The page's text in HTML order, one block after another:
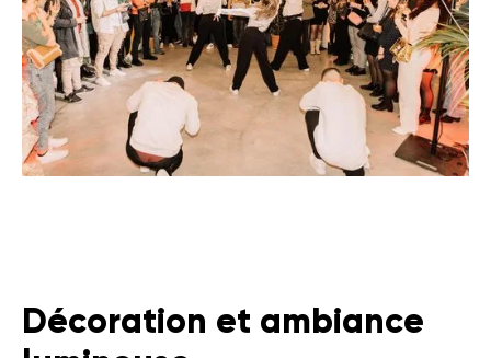
Décoration et ambiance